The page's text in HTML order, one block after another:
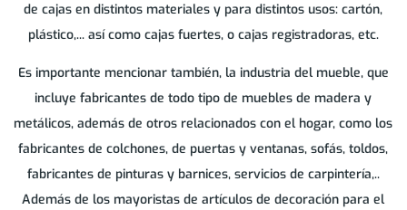
de cajas en distintos materiales y para distintos usos: cartón,
plástico,... así como cajas fuertes, o cajas registradoras, etc.
Es importante mencionar también, la industria del mueble, que
incluye fabricantes de todo tipo de muebles de madera y
metálicos, además de otros relacionados con el hogar, como los
fabricantes de colchones, de puertas y ventanas, sofás, toldos,
fabricantes de pinturas y barnices, servicios de carpintería,..
Además de los mayoristas de artículos de decoración para el